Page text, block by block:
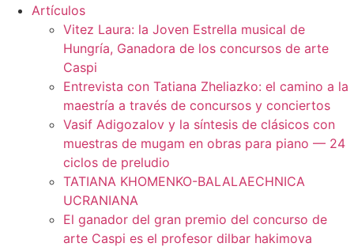
Artículos
Vitez Laura: la Joven Estrella musical de
Hungría, Ganadora de los concursos de arte
Caspi
Entrevista con Tatiana Zheliazko: el camino a la
maestría a través de concursos y conciertos
Vasif Adigozalov y la síntesis de clásicos con
muestras de mugam en obras para piano — 24
ciclos de preludio
TATIANA KHOMENKO-BALALAECHNICA
UCRANIANA
El ganador del gran premio del concurso de
arte Caspi es el profesor dilbar hakimova